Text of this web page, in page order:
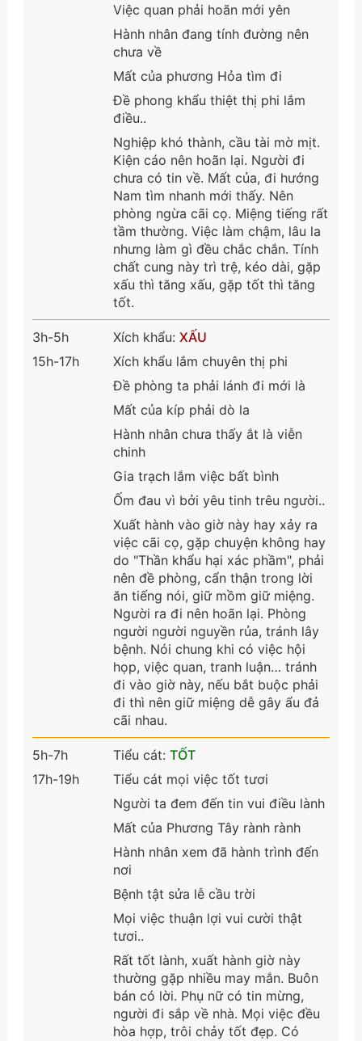
Việc quan phải hoãn mới yên
Hành nhân đang tính đường nên
chưa về
Mất của phương Hỏa tìm đi
Đề phong khẩu thiệt thị phi lắm
điều..
Nghiệp khó thành, cầu tài mờ mịt.
Kiện cáo nên hoãn lại. Người đi
chưa có tin về. Mất của, đi hướng
Nam tìm nhanh mới thấy. Nên
phòng ngừa cãi cọ. Miệng tiếng rất
tầm thường. Việc làm chậm, lâu la
nhưng làm gì đều chắc chắn. Tính
chất cung này trì trệ, kéo dài, gặp
xấu thì tăng xấu, gặp tốt thì tăng
tốt.
3h-5h
15h-17h
Xích khẩu: XẤU
Xích khẩu lắm chuyên thị phi
Đề phòng ta phải lánh đi mới là
Mất của kíp phải dò la
Hành nhân chưa thấy ắt là viễn
chinh
Gia trạch lắm việc bất bình
Ốm đau vì bởi yêu tinh trêu người..
Xuất hành vào giờ này hay xảy ra
việc cãi cọ, gặp chuyện không hay
do "Thần khẩu hại xác phầm", phải
nên đề phòng, cẩn thận trong lời
ăn tiếng nói, giữ mồm giữ miệng.
Người ra đi nên hoãn lại. Phòng
người người nguyền rủa, tránh lây
bệnh. Nói chung khi có việc hội
họp, việc quan, tranh luận… tránh
đi vào giờ này, nếu bắt buộc phải
đi thì nên giữ miệng dễ gây ẩu đả
cãi nhau.
5h-7h
17h-19h
Tiểu cát: TỐT
Tiểu cát mọi việc tốt tươi
Người ta đem đến tin vui điều lành
Mất của Phương Tây rành rành
Hành nhân xem đã hành trình đến
nơi
Bệnh tật sửa lễ cầu trời
Mọi việc thuận lợi vui cười thật
tươi..
Rất tốt lành, xuất hành giờ này
thường gặp nhiều may mắn. Buôn
bán có lời. Phụ nữ có tin mừng,
người đi sắp về nhà. Mọi việc đều
hòa hợp, trôi chảy tốt đẹp. Có